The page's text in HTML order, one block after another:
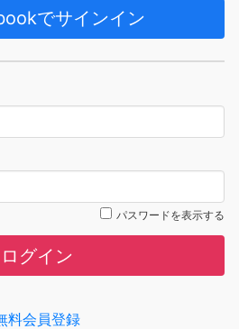
でサインイン
パスワードを表示する
ログイン
料会員登録